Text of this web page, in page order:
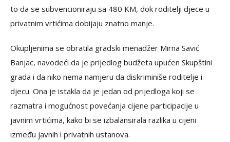
to da se subvencioniraju sa 480 KM, dok roditelji djece u
privatnim vrtićima dobijaju znatno manje.
Okupljenima se obratila gradski menadžer Mirna Savić
Banjac, navodeći da je prijedlog budžeta upućen Skupštini
grada i da niko nema namjeru da diskriminiše roditelje i
djecu. Ona je istakla da je jedan od prijedloga koji se
razmatra i mogućnost povećanja cijene participacije u
javnim vrtićima, kako bi se izbalansirala razlika u cijeni
između javnih i privatnih ustanova.